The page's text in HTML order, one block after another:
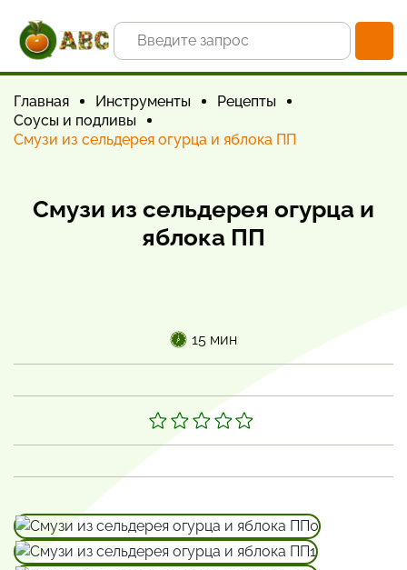
Главная Инструменты
Рецепты
Соусы и подливы
Смузи из сельдерея огурца и яблока ПП
Смузи из сельдерея огурца и
яблока ПП
15 мин